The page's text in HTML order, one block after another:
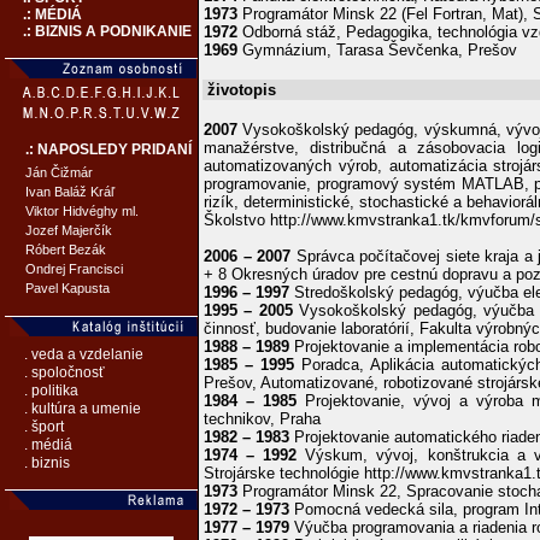
.: MÉDIÁ
.: BIZNIS A PODNIKANIE
.: NAPOSLEDY PRIDANÍ
Ján Čižmár
Ivan Baláž Kráľ
Viktor Hidvéghy ml.
Jozef Majerčík
Róbert Bezák
Ondrej Francisci
Pavel Kapusta
. veda a vzdelanie
. spoločnosť
. politika
. kultúra a umenie
. šport
. médiá
. biznis
1973 Programátor Minsk 22 (Fel Fortran,
1972 Odborná stáž, Pedagogika, technológia
1969 Gymnázium, Tarasa Ševčenka, Prešov
životopis
2007 Vysokoškolský pedagóg, výskumná,
manažérstve, distribučná a zásobovacia
automatizovaných výrob, automatizácia
programovanie, programový systém
rizík, deterministické, stochastické a
Školstvo http://www.kmvstranka1.tk/
2006 – 2007 Správca počítačovej siete kraja a
+ 8 Okresných úradov pre cestnú dopravu a
1996 – 1997 Stredoškolský pedagóg, výučba
1995 – 2005Vysokoškolský pedagóg, výučba
činnosť, budovanie laboratórií, Fakulta
1988 – 1989 Projektovanie a implementácia
1985 – 1995Poradca, Aplikácia
Prešov, Automatizované, robotizované
1984 – 1985 Projektovanie, vývoj a výroba
technikov, Praha
1982 – 1983 Projektovanie automatického
1974 – 1992 Výskum, vývoj, konštrukcia a
Strojárske technológie http://
1973 Programátor Minsk 22, Spracovanie
1972 – 1973 Pomocná vedecká sila, program
1977 – 1979 Výučba programovania a riadenia